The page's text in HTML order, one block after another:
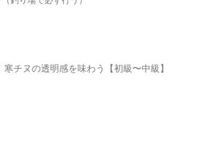
チヌの透明感を味わう【初級〜中級】